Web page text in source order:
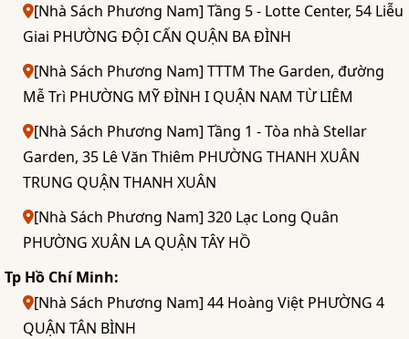
[Nhà Sách Phương Nam] Tầng 5 - Lotte Center, 54 Liễu
Giai PHƯỜNG ĐỘI CẤN QUẬN BA ĐÌNH
[Nhà Sách Phương Nam] TTTM The Garden, đường
Mễ Trì PHƯỜNG MỸ ĐÌNH I QUẬN NAM TỪ LIÊM
[Nhà Sách Phương Nam] Tầng 1 - Tòa nhà Stellar
Garden, 35 Lê Văn Thiêm PHƯỜNG THANH XUÂN
TRUNG QUẬN THANH XUÂN
[Nhà Sách Phương Nam] 320 Lạc Long Quân
PHƯỜNG XUÂN LA QUẬN TÂY HỒ
Tp Hồ Chí Minh:
[Nhà Sách Phương Nam] 44 Hoàng Việt PHƯỜNG 4
QUẬN TÂN BÌNH